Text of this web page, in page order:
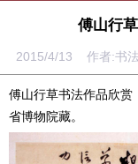
傅山行
2015/4/13 作者:书
傅山行草书法作品欣
省博物院藏。